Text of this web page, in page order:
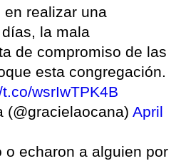
realizar una
la mala
de compromiso de las
esta congregación.
wsrIwTPK4B
April
o echaron a alguien por